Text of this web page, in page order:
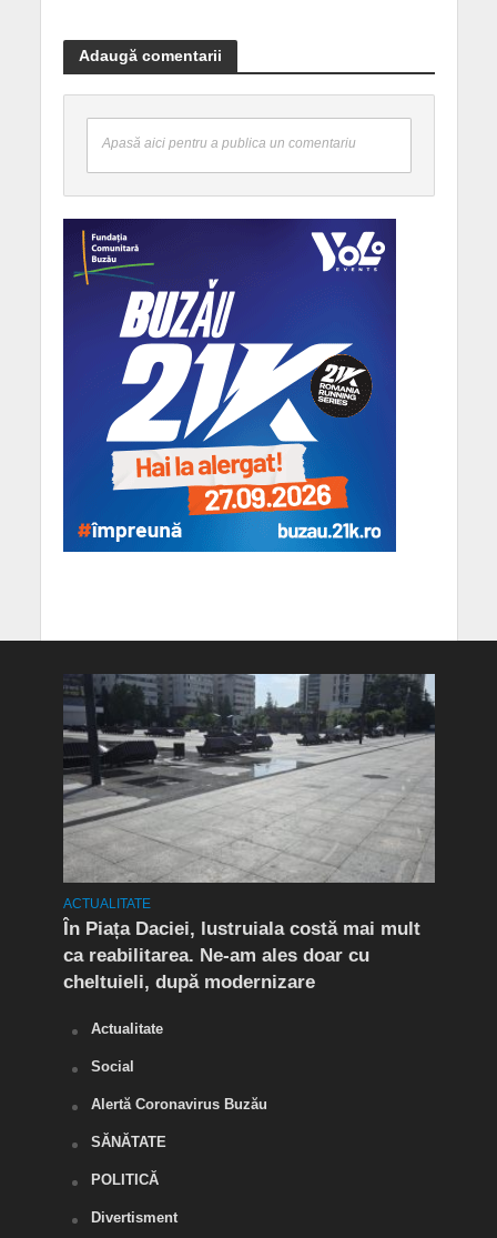
Adaugă comentarii
Apasă aici pentru a publica un comentariu
ACTUALITATE
În Piața Daciei, lustruiala costă mai mult
ca reabilitarea. Ne-am ales doar cu
cheltuieli, după modernizare
Actualitate
Social
Alertă Coronavirus Buzău
SĂNĂTATE
POLITICĂ
Divertisment